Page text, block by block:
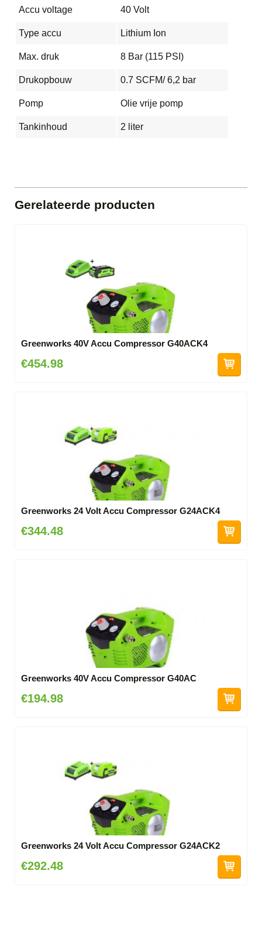
Accu voltage 40 Volt
Type accu Lithium Ion
Max. druk 8 Bar (115 PSI)
Drukopbouw 0.7 SCFM/ 6,2 bar
Pomp Olie vrije pomp
Tankinhoud 2 liter
Gerelateerde producten
Greenworks 40V Accu Compressor G40ACK4
€454.98
Greenworks 24 Volt Accu Compressor G24ACK4
€344.48
Greenworks 40V Accu Compressor G40AC
€194.98
Greenworks 24 Volt Accu Compressor G24ACK2
€292.48